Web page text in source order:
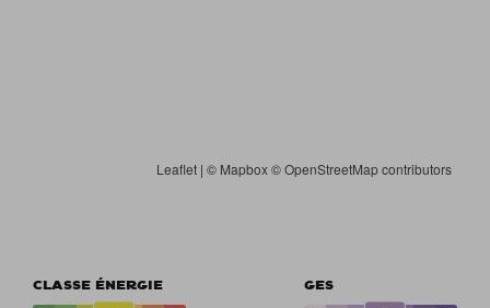
Leaflet | © Mapbox©OpenStreetMap contributors
CLASSE ÉNERGIE GES